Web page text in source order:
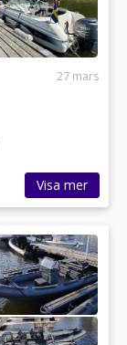
27 mars
Visa mer